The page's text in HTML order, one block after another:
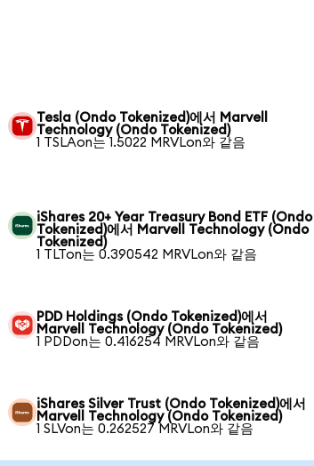
Tesla (Ondo Tokenized)에서 Marvell
Technology (Ondo Tokenized)
1 TSLAon는 1.5022 MRVLon와 같음
iShares 20+ Year Treasury Bond ETF (Ondo
Tokenized)에서 Marvell Technology (Ondo
Tokenized)
1 TLTon는 0.390542 MRVLon와 같음
PDD Holdings (Ondo Tokenized)에서
Marvell Technology (Ondo Tokenized)
1 PDDon는 0.416254 MRVLon와 같음
iShares Silver Trust (Ondo Tokenized)에서
Marvell Technology (Ondo Tokenized)
1 SLVon는 0.262527 MRVLon와 같음